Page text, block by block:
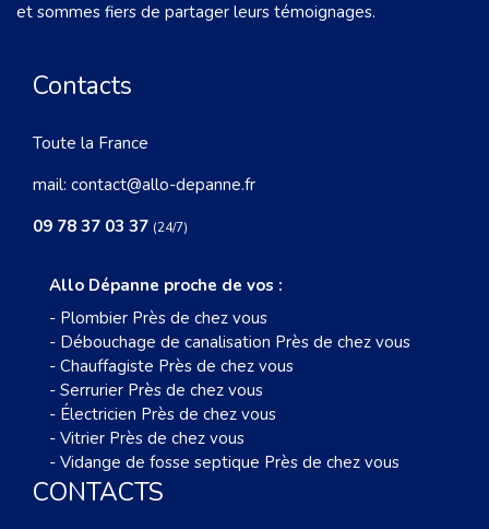
et sommes fiers de partager leurs témoignages.
Contacts
Toute la France
mail: contact@allo-depanne.fr
09 78 37 03 37 (24/7)
Allo Dépanne proche de vos :
- Plombier Près de chez vous
- Débouchage de canalisation Près de chez vous
- Chauffagiste Près de chez vous
- Serrurier Près de chez vous
- Électricien Près de chez vous
- Vitrier Près de chez vous
- Vidange de fosse septique Près de chez vous
CONTACTS